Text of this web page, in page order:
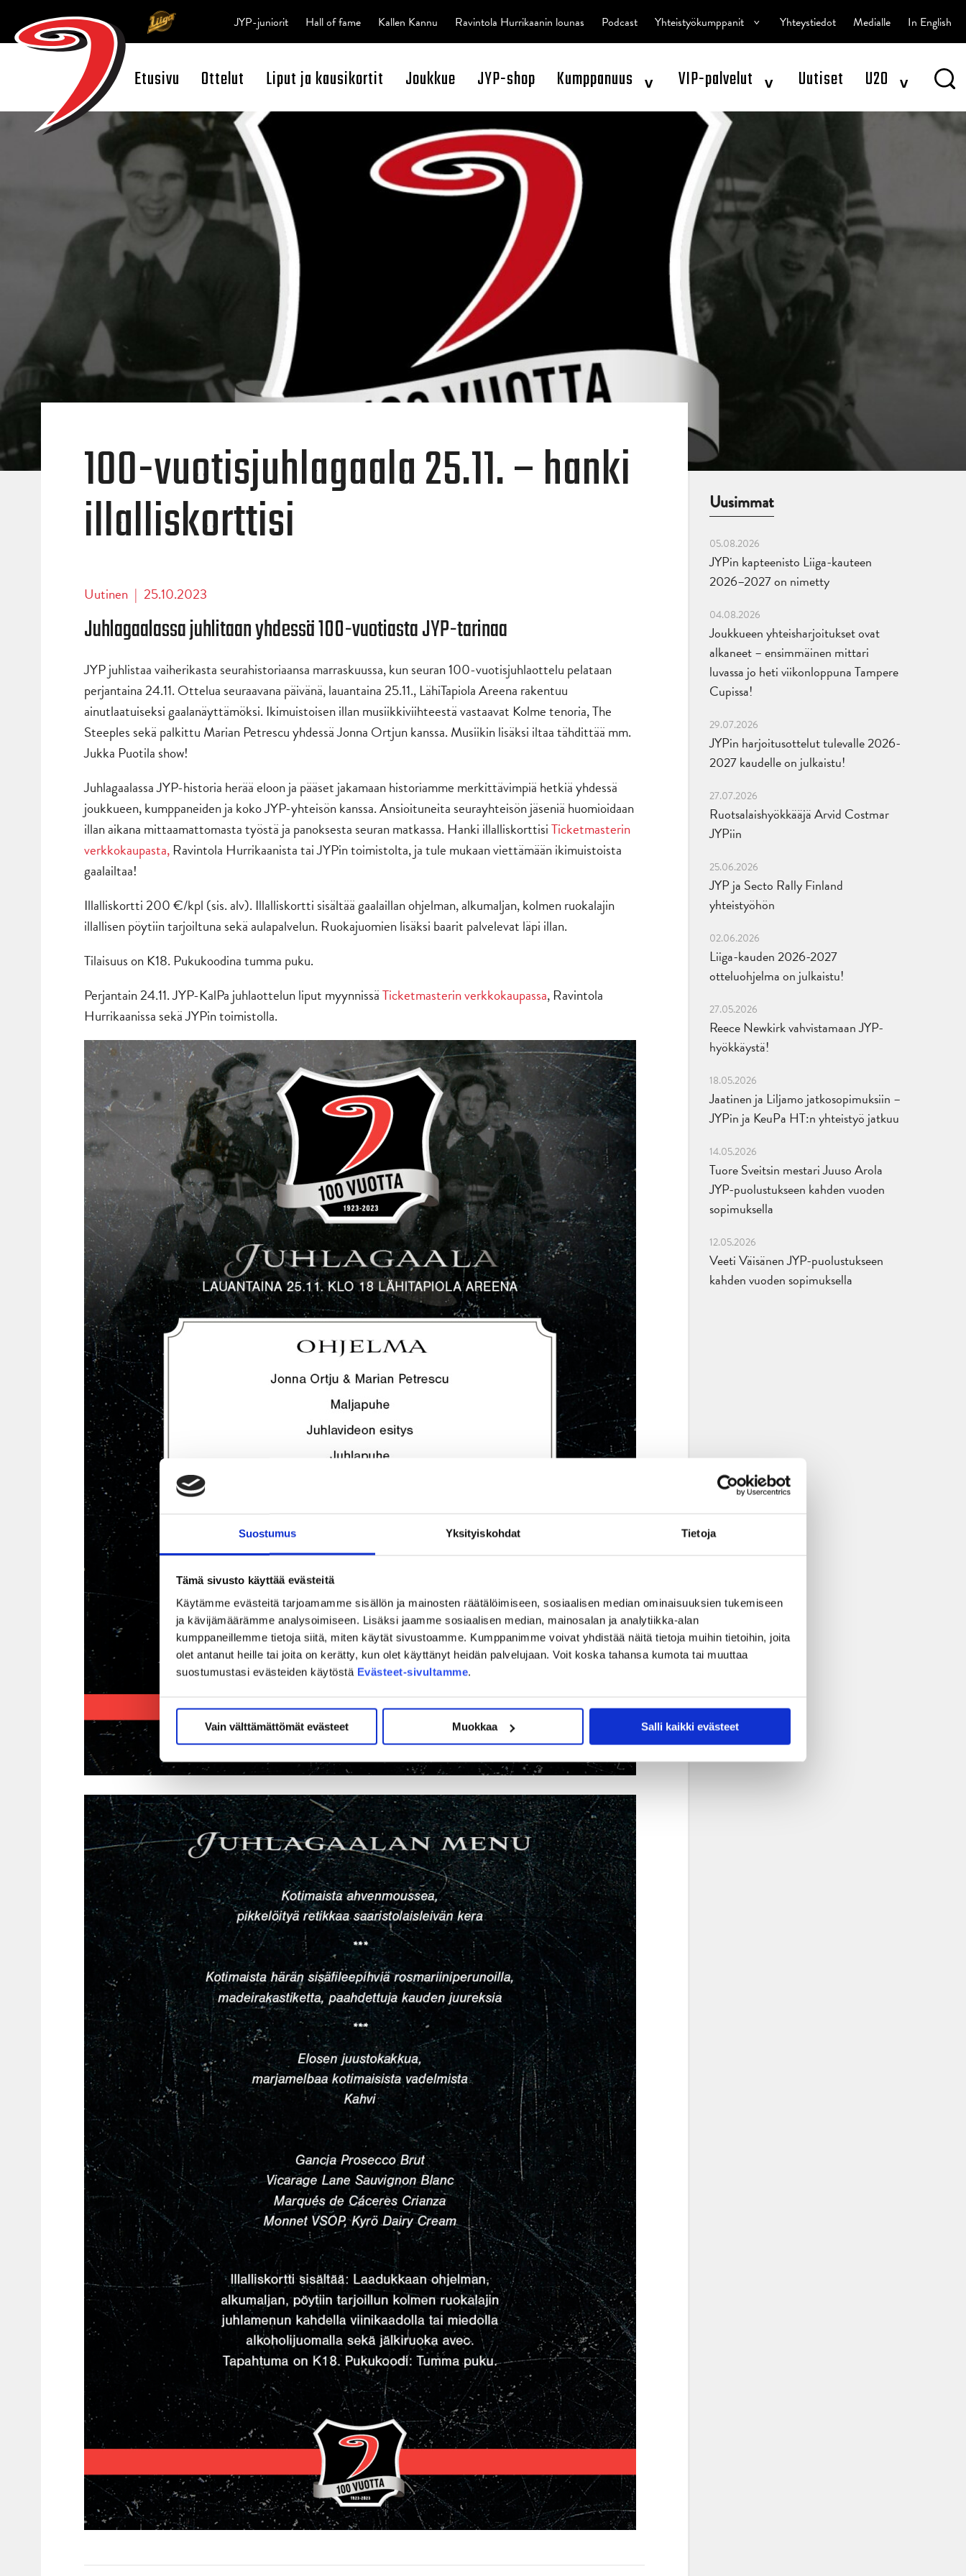
Suostumus Yksityiskohdat Tietoja
Tämä sivusto käyttää evästeitä
Käytämme evästeitä tarjoamamme sisällön ja mainosten räätälöimiseen, sosiaalisen median ominaisuuksien tukemiseen
ja kävijämäärämme analysoimiseen. Lisäksi jaamme sosiaalisen median, mainosalan ja analytiikka-alan
kumppaneillemme tietoja siitä, miten käytät sivustoamme. Kumppanimme voivat yhdistää näitä tietoja muihin tietoihin, joita
olet antanut heille tai joita on kerätty, kun olet käyttänyt heidän palvelujaan. Voit koska tahansa kumota tai muuttaa
suostumustasi evästeiden käytöstä Evästeet-sivultamme.
Vain välttämättömät evästeet Muokkaa Salli kaikki evästeet
Open Search
Etusivu Ottelut Liput ja kausikortit Joukkue JYP-shop Kumppanuus ^ VIP-palvelut ^ Uutiset U20 ^
JYP-juniorit Hall of fame Kallen Kannu Ravintola Hurrikaanin lounas Podcast Yhteistyökumppanit ^ Yhteystiedot Medialle In English
100-vuotisjuhlagaala 25.11. – hanki
illalliskorttisi
Uutinen | 25.10.2023
Juhlagaalassa juhlitaan yhdessä 100-vuotiasta JYP-tarinaa
JYP juhlistaa vaiherikasta seurahistoriaansa marraskuussa, kun seuran 100-vuotisjuhlaottelu pelataan
perjantaina 24.11. Ottelua seuraavana päivänä, lauantaina 25.11., LähiTapiola Areena rakentuu
ainutlaatuiseksi gaalanäyttämöksi. Ikimuistoisen illan musiikkiviihteestä vastaavat Kolme tenoria, The
Steeples sekä palkittu Marian Petrescu yhdessä Jonna Ortjun kanssa. Musiikin lisäksi iltaa tähdittää mm.
Jukka Puotila show!
Juhlagaalassa JYP-historia herää eloon ja pääset jakamaan historiamme merkittävimpiä hetkiä yhdessä
joukkueen, kumppaneiden ja koko JYP-yhteisön kanssa. Ansioituneita seurayhteisön jäseniä huomioidaan
illan aikana mittaamattomasta työstä ja panoksesta seuran matkassa. Hanki illalliskorttisiTicketmasterin
verkkokaupasta, Ravintola Hurrikaanista tai JYPin toimistolta, ja tule mukaan viettämään ikimuistoista
gaalailtaa!
Illalliskortti 200 €/kpl (sis. alv). Illalliskortti sisältää gaalaillan ohjelman, alkumaljan, kolmen ruokalajin
illallisen pöytiin tarjoiltuna sekä aulapalvelun. Ruokajuomien lisäksi baarit palvelevat läpi illan.
Tilaisuus on K18. Pukukoodina tumma puku.
Perjantain 24.11. JYP-KalPa juhlaottelun liput myynnissäTicketmasterin verkkokaupassa, Ravintola
Hurrikaanissa sekä JYPin toimistolla.
Uusimmat
05.08.2026
JYPin kapteenisto Liiga-kauteen
2026–2027 on nimetty
04.08.2026
Joukkueen yhteisharjoitukset ovat
alkaneet – ensimmäinen mittari
luvassa jo heti viikonloppuna Tampere
Cupissa!
29.07.2026
JYPin harjoitusottelut tulevalle 2026-
2027 kaudelle on julkaistu!
27.07.2026
Ruotsalaishyökkääjä Arvid Costmar
JYPiin
25.06.2026
JYP ja Secto Rally Finland
yhteistyöhön
02.06.2026
Liiga-kauden 2026-2027
otteluohjelma on julkaistu!
27.05.2026
Reece Newkirk vahvistamaan JYP-
hyökkäystä!
18.05.2026
Jaatinen ja Liljamo jatkosopimuksiin –
JYPin ja KeuPa HT:n yhteistyö jatkuu
14.05.2026
Tuore Sveitsin mestari Juuso Arola
JYP-puolustukseen kahden vuoden
sopimuksella
12.05.2026
Veeti Väisänen JYP-puolustukseen
kahden vuoden sopimuksella